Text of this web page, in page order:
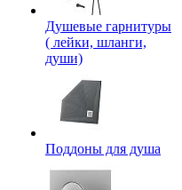
Душевые гарнитуры
( лейки, шланги,
души)
Поддоны для душа